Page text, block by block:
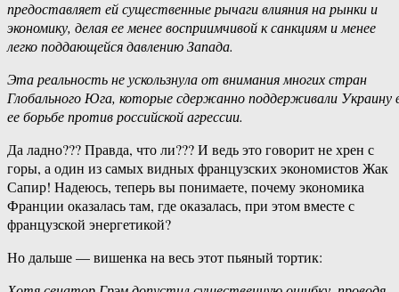
предоставляет ей существенные рычаги влияния на рынки и
экономику, делая ее менее восприимчивой к санкциям и менее
легко поддающейся давлению Запада.
Эта реальность не ускользнула от внимания многих стран
Глобального Юга, которые сдержанно поддерживали Украину
ее борьбе против российской агрессии.
Да ладно??? Правда, что ли??? И ведь это говорит не хрен с
горы, а один из самых видных французских экономистов Жак
Сапир! Надеюсь, теперь вы понимаете, почему экономика
Франции оказалась там, где оказалась, при этом вместе с
французской энергетикой?
Но дальше — вишенка на весь этот пьяный тортик: